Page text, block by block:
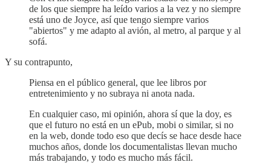
de los que siempre ha leído varios a la vez y no siempre
está uno de Joyce, así que tengo siempre varios
"abiertos" y me adapto al avión, al metro, al parque y al
sofá.
Y su contrapunto,
Piensa en el público general, que lee libros por
entretenimiento y no subraya ni anota nada.
En cualquier caso, mi opinión, ahora sí que la doy, es
que el futuro no está en un ePub, mobi o similar, si no
en la web, donde todo eso que decís se hace desde hace
muchos años, donde los documentalistas llevan mucho
más trabajando, y todo es mucho más fácil.